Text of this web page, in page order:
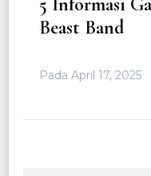
Beast Band
Pada April 17, 2025